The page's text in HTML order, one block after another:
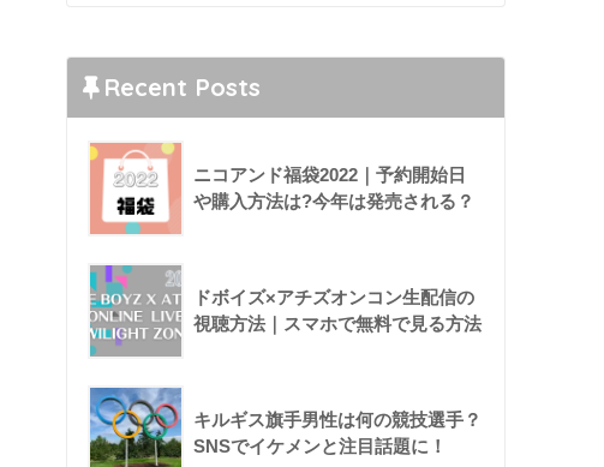
Recent Posts
ニコアンド福袋2022｜予約開始日
や購入方法は?今年は発売される？
ドボイズ×アチズオンコン生配信の
視聴方法｜スマホで無料で見る方法
キルギス旗手男性は何の競技選手？
SNSでイケメンと注目話題に！